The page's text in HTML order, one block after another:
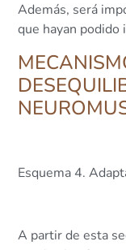
Además, será
que hayan
Esquema 4.
A partir de esta